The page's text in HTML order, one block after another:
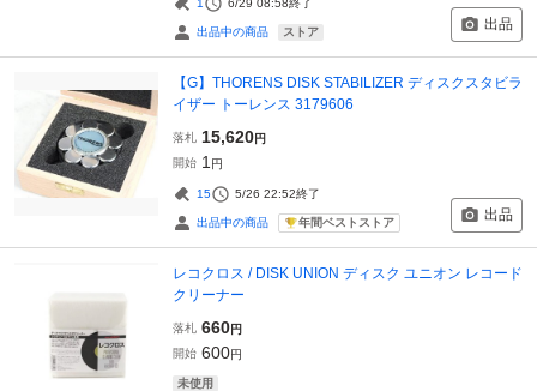
1 6/29 08:58終了
出品中の商品 ストア 出品
【G】THORENS DISK STABILIZER ディスクスタビラ
イザー トーレンス 3179606
落札 15,620円
開始 1 円
15 5/26 22:52終了
出品中の商品 年間ベストストア 出品
レコクロス / DISK UNION ディスク ユニオン レコード
クリーナー
落札 660円
開始 600円
未使用